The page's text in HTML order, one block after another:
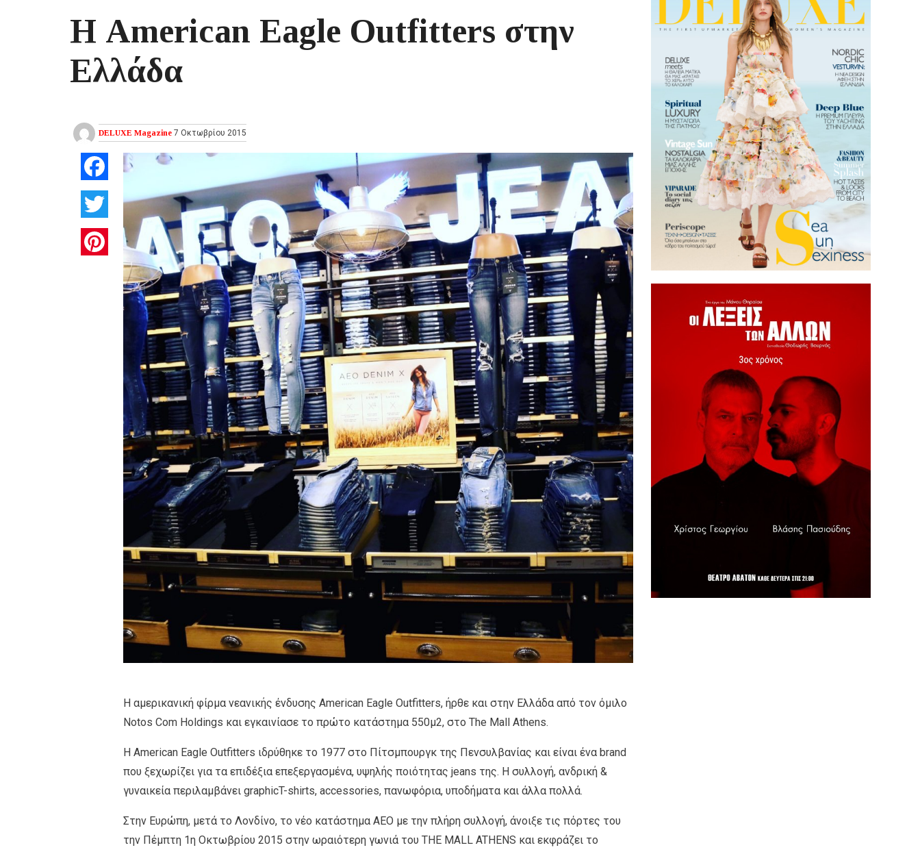
Η American Eagle Outfitters στην
Ελλάδα
DELUXE Magazine 7 Οκτωβρίου 2015
Facebook
Twitter
Pinterest
Η αμερικανική φίρμα νεανικής ένδυσης American Eagle Outfitters, ήρθε και στην Ελλάδα από τον όμιλο
Notos Com Holdings και εγκαινίασε το πρώτο κατάστημα 550μ2, στο The Mall Athens.
H American Eagle Outfitters ιδρύθηκε το 1977 στο Πίτσμπουργκ της Πενσυλβανίας και είναι ένα brand
που ξεχωρίζει για τα επιδέξια επεξεργασμένα, υψηλής ποιότητας jeans της. Η συλλογή, ανδρική &
γυναικεία περιλαμβάνει graphicT-shirts, accessories, πανωφόρια, υποδήματα και άλλα πολλά.
Στην Ευρώπη, μετά το Λονδίνο, το νέο κατάστημα ΑΕΟ με την πλήρη συλλογή, άνοιξε τις πόρτες του
την Πέμπτη 1η Οκτωβρίου 2015 στην ωραιότερη γωνιά του THE MALL ATHENS και εκφράζει το